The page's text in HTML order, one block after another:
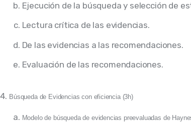
Ejecución de la búsqueda y selección de
Lectura crítica de las evidencias.
De las evidencias a las recomendaciones.
Evaluación de las recomendaciones.
Búsqueda de Evidencias con eficiencia (3h)
Modelo de búsqueda de evidencias preevaluadas de